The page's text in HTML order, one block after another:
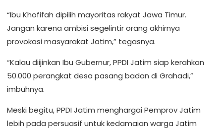
“Ibu Khofifah dipilih mayoritas rakyat Jawa Timur.
Jangan karena ambisi segelintir orang akhirnya
provokasi masyarakat Jatim,” tegasnya.
“Kalau diijinkan Ibu Gubernur, PPDI Jatim siap kerahkan
50.000 perangkat desa pasang badan di Grahadi,”
imbuhnya.
Meski begitu, PPDI Jatim menghargai Pemprov Jatim
lebih pada persuasif untuk kedamaian warga Jatim